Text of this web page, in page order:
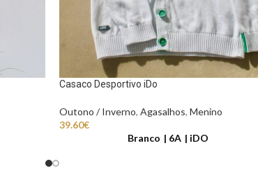
Casaco Desportivo iDo
Outono / Inverno, Agasalhos, Menino
39.60€
Branco
6A iDO